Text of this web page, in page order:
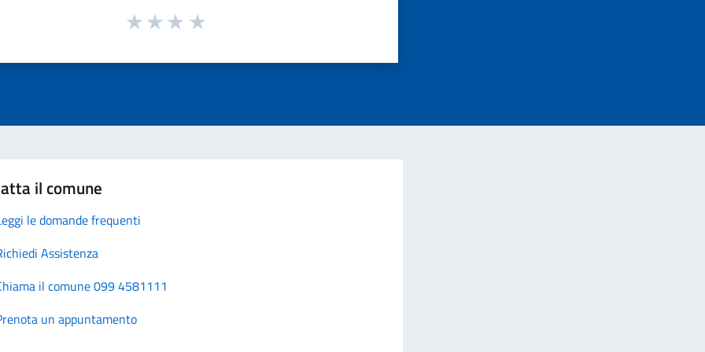
il comune
le domande frequenti
Assistenza
il comune 099 4581111
un appuntamento